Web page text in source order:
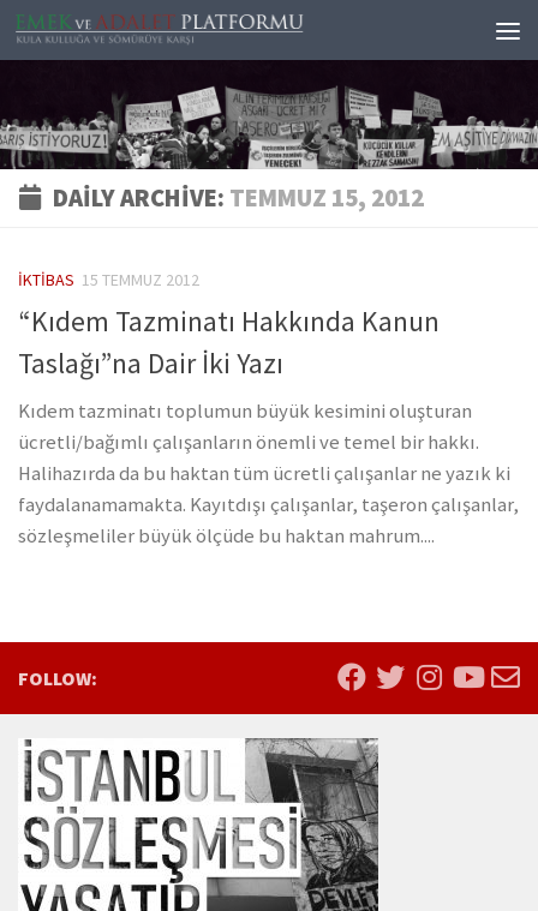
Skip to content
DAILY ARCHIVE: TEMMUZ 15, 2012
İKTIBAS 15 TEMMUZ 2012
“Kıdem Tazminatı Hakkında Kanun
Taslağı”na Dair İki Yazı
Kıdem tazminatı toplumun büyük kesimini oluşturan
ücretli/bağımlı çalışanların önemli ve temel bir hakkı.
Halihazırda da bu haktan tüm ücretli çalışanlar ne yazık ki
faydalanamamakta. Kayıtdışı çalışanlar, taşeron çalışanlar,
sözleşmeliler büyük ölçüde bu haktan mahrum....
FOLLOW: